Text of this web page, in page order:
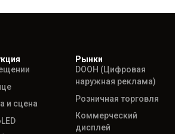
и сцена
Рынки
DOOH (Цифровая
наружная реклама)
Розничная торговля
Коммерческий
дисплей